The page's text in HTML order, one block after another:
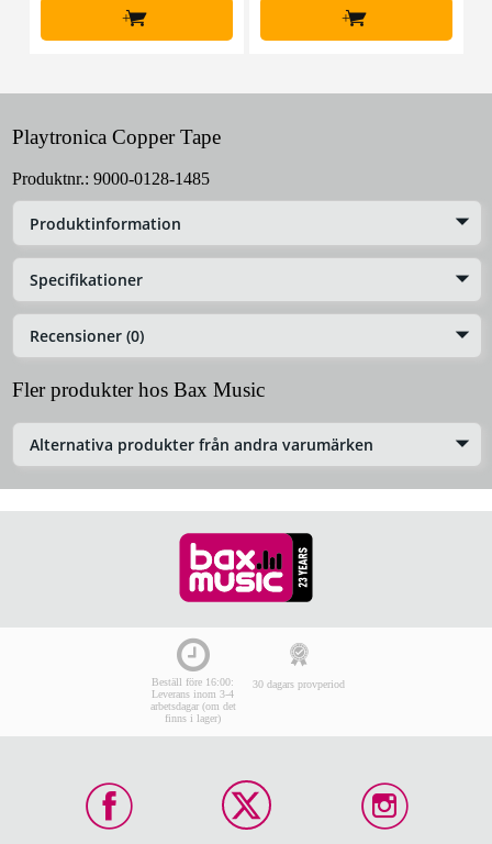
+ +
Playtronica Copper Tape
Produktnr.: 9000-0128-1485
Produktinformation
Specifikationer
Recensioner (0)
Fler produkter hos Bax Music
Alternativa produkter från andra varumärken
Beställ före 16:00:
Leverans inom 3-4
arbetsdagar (om det
finns i lager)
30 dagars provperiod